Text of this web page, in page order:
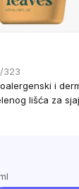
323
i
lišća za